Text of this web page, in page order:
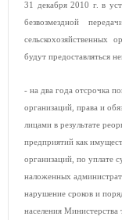
31 декабря2010 г. в
безвозмездной
сельскохозяйственных
будут предоставляться
- на два года отсрочка
организаций, права и
лицами в результате
предприятий как
организаций, по уплате
наложенных
нарушение сроков и
населения Министерства